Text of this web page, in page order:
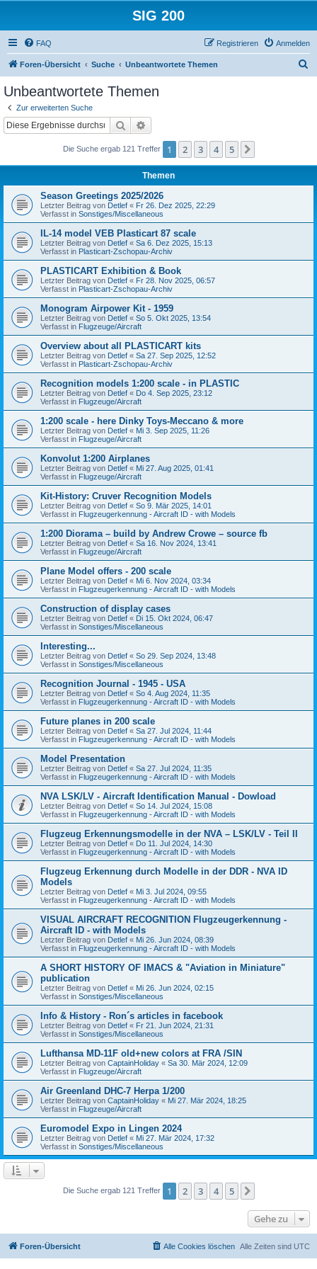
SIG 200
FAQ Anmelden
Registrieren
Foren-Übersicht Suche Unbeantwortete Themen
Unbeantwortete Themen
Zur erweiterten Suche
Suche
Die Suche ergab 121 Treffer 1 2 3 4 5
Themen
Season Greetings 2025/2026
Letzter Beitrag von Detlef « Fr 26. Dez 2025, 22:29
Verfasst in Sonstiges/Miscellaneous
IL-14 model VEB Plasticart 87 scale
Letzter Beitrag von Detlef « Sa 6. Dez 2025, 15:13
Verfasst in Plasticart-Zschopau-Archiv
PLASTICART Exhibition & Book
Letzter Beitrag von Detlef « Fr 28. Nov 2025, 06:57
Verfasst in Plasticart-Zschopau-Archiv
Monogram Airpower Kit - 1959
Letzter Beitrag von Detlef « So 5. Okt 2025, 13:54
Verfasst in Flugzeuge/Aircraft
Overview about all PLASTICART kits
Letzter Beitrag von Detlef « Sa 27. Sep 2025, 12:52
Verfasst in Plasticart-Zschopau-Archiv
Recognition models 1:200 scale - in PLASTIC
Letzter Beitrag von Detlef « Do 4. Sep 2025, 23:12
Verfasst in Flugzeuge/Aircraft
1:200 scale - here Dinky Toys-Meccano & more
Letzter Beitrag von Detlef « Mi 3. Sep 2025, 11:26
Verfasst in Flugzeuge/Aircraft
Konvolut 1:200 Airplanes
Letzter Beitrag von Detlef « Mi 27. Aug 2025, 01:41
Verfasst in Flugzeuge/Aircraft
Kit-History: Cruver Recognition Models
Letzter Beitrag von Detlef « So 9. Mär 2025, 14:01
Verfasst in Flugzeugerkennung - Aircraft ID - with Models
1:200 Diorama – build by Andrew Crowe – source fb
Letzter Beitrag von Detlef « Sa 16. Nov 2024, 13:41
Verfasst in Flugzeuge/Aircraft
Plane Model offers - 200 scale
Letzter Beitrag von Detlef « Mi 6. Nov 2024, 03:34
Verfasst in Flugzeugerkennung - Aircraft ID - with Models
Construction of display cases
Letzter Beitrag von Detlef « Di 15. Okt 2024, 06:47
Verfasst in Sonstiges/Miscellaneous
Interesting...
Letzter Beitrag von Detlef « So 29. Sep 2024, 13:48
Verfasst in Sonstiges/Miscellaneous
Recognition Journal - 1945 - USA
Letzter Beitrag von Detlef « So 4. Aug 2024, 11:35
Verfasst in Flugzeugerkennung - Aircraft ID - with Models
Future planes in 200 scale
Letzter Beitrag von Detlef « Sa 27. Jul 2024, 11:44
Verfasst in Flugzeugerkennung - Aircraft ID - with Models
Model Presentation
Letzter Beitrag von Detlef « Sa 27. Jul 2024, 11:35
Verfasst in Flugzeugerkennung - Aircraft ID - with Models
NVA LSK/LV - Aircraft Identification Manual - Dowload
Letzter Beitrag von Detlef « So 14. Jul 2024, 15:08
Verfasst in Flugzeugerkennung - Aircraft ID - with Models
Flugzeug Erkennungsmodelle in der NVA – LSK/LV - Teil II
Letzter Beitrag von Detlef « Do 11. Jul 2024, 14:30
Verfasst in Flugzeugerkennung - Aircraft ID - with Models
Flugzeug Erkennung durch Modelle in der DDR - NVA ID
Models
Letzter Beitrag von Detlef « Mi 3. Jul 2024, 09:55
Verfasst in Flugzeugerkennung - Aircraft ID - with Models
VISUAL AIRCRAFT RECOGNITION Flugzeugerkennung -
Aircraft ID - with Models
Letzter Beitrag von Detlef « Mi 26. Jun 2024, 08:39
Verfasst in Flugzeugerkennung - Aircraft ID - with Models
A SHORT HISTORY OF IMACS & "Aviation in Miniature"
publication
Letzter Beitrag von Detlef « Mi 26. Jun 2024, 02:15
Verfasst in Sonstiges/Miscellaneous
Info & History - Ron´s articles in facebook
Letzter Beitrag von Detlef « Fr 21. Jun 2024, 21:31
Verfasst in Sonstiges/Miscellaneous
Lufthansa MD-11F old+new colors at FRA /SIN
Letzter Beitrag von CaptainHoliday « Sa 30. Mär 2024, 12:09
Verfasst in Flugzeuge/Aircraft
Air Greenland DHC-7 Herpa 1/200
Letzter Beitrag von CaptainHoliday « Mi 27. Mär 2024, 18:25
Verfasst in Flugzeuge/Aircraft
Euromodel Expo in Lingen 2024
Letzter Beitrag von Detlef « Mi 27. Mär 2024, 17:32
Verfasst in Sonstiges/Miscellaneous
Die Suche ergab 121 Treffer 1 2 3 4 5
Gehe zu
Foren-Übersicht Alle Zeiten sind UTC
Alle Cookies löschen